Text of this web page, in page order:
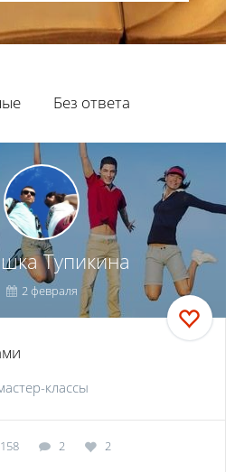
Без ответа
Тупикина
2 февраля
классы
2 2